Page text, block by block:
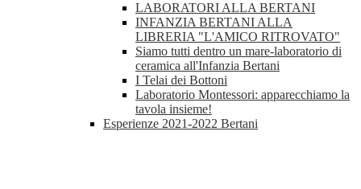
LABORATORI ALLA BERTANI
INFANZIA BERTANI ALLA
LIBRERIA "L'AMICO RITROVATO"
Siamo tutti dentro un mare-laboratorio di
ceramica all'Infanzia Bertani
I Telai dei Bottoni
Laboratorio Montessori: apparecchiamo la
tavola insieme!
Esperienze 2021-2022 Bertani